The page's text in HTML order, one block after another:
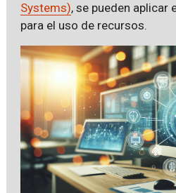
Systems), se pueden
para el uso de recursos.